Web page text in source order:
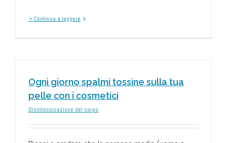
> Continua a leggere
Ogni giorno spalmi tossine sulla tua
pelle con i cosmetici
Disintossicazione del corpo